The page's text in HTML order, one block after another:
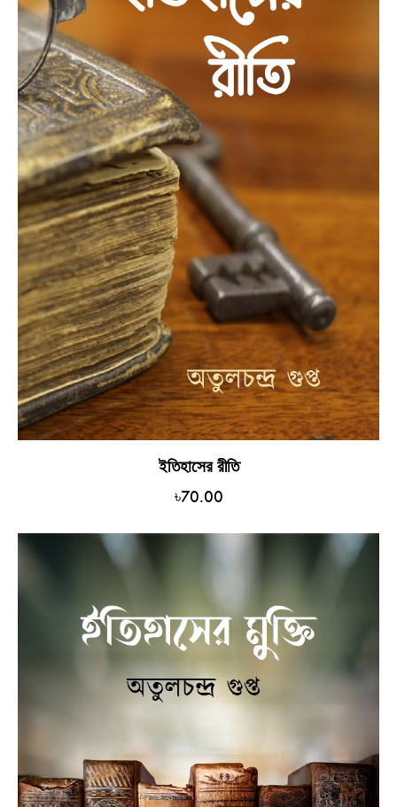
ইতিহাসের রীতি
৳70.00